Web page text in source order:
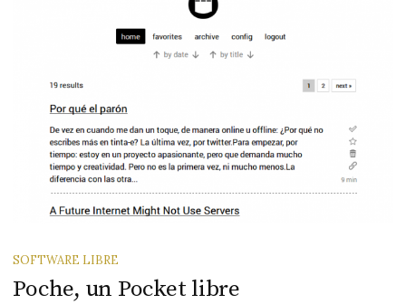
SOFTWARE LIBRE
Poche, un Pocket libre